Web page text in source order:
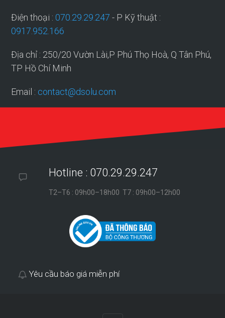
Điện thoại : 070.29.29.247 - P Kỹ thuật :
0917.952.166
Địa chỉ : 250/20 Vườn Lài,P Phú Thọ Hoà, Q Tân Phú,
TP Hồ Chí Minh
Email : contact@dsolu.com
Hotline : 070.29.29.247
T2–T6 : 09h00–18h00 T7 : 09h00–12h00
Yêu cầu báo giá miễn phí